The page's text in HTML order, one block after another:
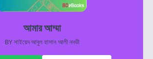
আমার আম্মা
BYসাইয়েদ আবুল হাসান আলী নদভী